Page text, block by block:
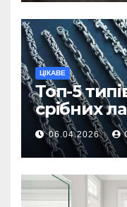
ЦІКАВЕ
Топ-5
срібних
06.04.2026